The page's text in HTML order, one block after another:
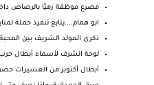
مصرع موظفة رميًا بالرصاص
ابو همام....يتابع تنفيذ حملة
ذكرى المولد الشريف بين
لوحة الشرف لأسماء أبطال حرب ٦ أكتوبر من قريتي قرية...
أبطال أكتوبر من العسيرات